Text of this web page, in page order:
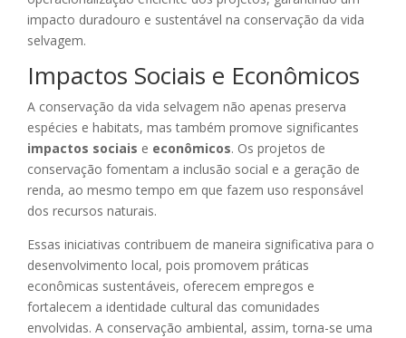
impacto duradouro e sustentável na conservação da vida
selvagem.
Impactos Sociais e Econômicos
A conservação da vida selvagem não apenas preserva
espécies e habitats, mas também promove significantes
impactos sociais e econômicos. Os projetos de
conservação fomentam a inclusão social e a geração de
renda, ao mesmo tempo em que fazem uso responsável
dos recursos naturais.
Essas iniciativas contribuem de maneira significativa para o
desenvolvimento local, pois promovem práticas
econômicas sustentáveis, oferecem empregos e
fortalecem a identidade cultural das comunidades
envolvidas. A conservação ambiental, assim, torna-se uma